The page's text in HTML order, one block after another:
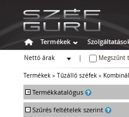
Termékek
Nettó árak
Megszűnt
Termékek » Tűzálló széfek »
+ Termékkatalógus
Széfek
- Szűrés feltételek szerint